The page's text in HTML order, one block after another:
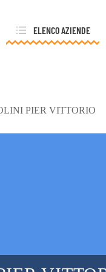
ELENCO AZIENDE
PIER VITTORIO